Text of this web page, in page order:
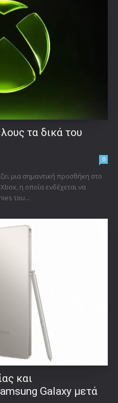
τα δικά του
0
μια σημαντική προσθήκη στο
η οποία ενδέχεται να
του...
και
Galaxy μετά